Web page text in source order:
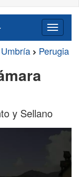
Umbría Perugia
y Sellano